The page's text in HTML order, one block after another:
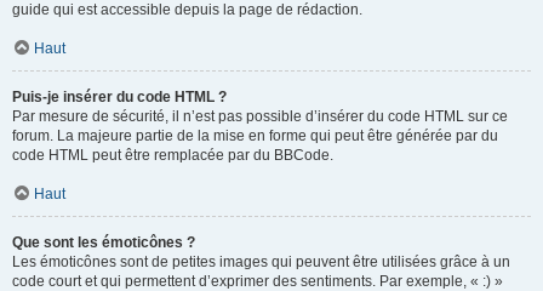
guide qui est accessible depuis la page de rédaction.
Haut
Puis-je insérer du code HTML ?
Par mesure de sécurité, il n’est pas possible d’insérer du code HTML sur ce
forum. La majeure partie de la mise en forme qui peut être générée par du
code HTML peut être remplacée par du BBCode.
Haut
Que sont les émoticônes ?
Les émoticônes sont de petites images qui peuvent être utilisées grâce à un
code court et qui permettent d’exprimer des sentiments. Par exemple, « :) »